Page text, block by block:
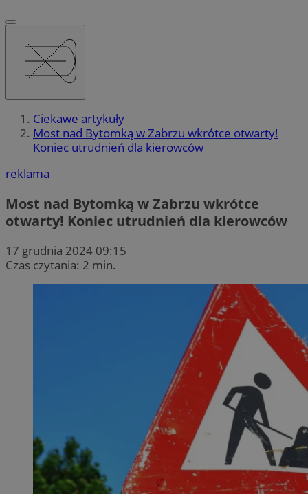
Ciekawe artykuły
Most nad Bytomką w Zabrzu wkrótce otwarty!
Koniec utrudnień dla kierowców
reklama
Most nad Bytomką w Zabrzu wkrótce
otwarty! Koniec utrudnień dla kierowców
17 grudnia 2024 09:15
Czas czytania: 2 min.